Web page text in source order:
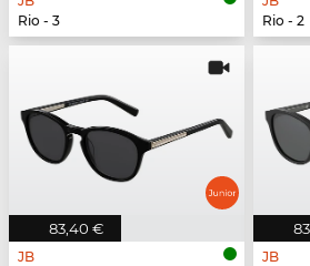
Rio - 3
Rio - 2
83,40 €
JB
JB